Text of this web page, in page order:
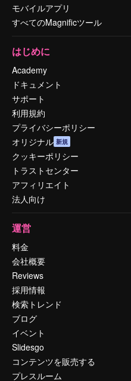
モバイルアプリ
すべてのMagnificツール
はじめに
Academy
ドキュメント
サポート
利用規約
プライバシーポリシー
オリジナル 新規
クッキーポリシー
トラストセンター
アフィリエイト
法人向け
運営
料金
会社概要
Reviews
採用情報
検索トレンド
ブログ
イベント
Slidesgo
コンテンツを販売する
プレスルーム